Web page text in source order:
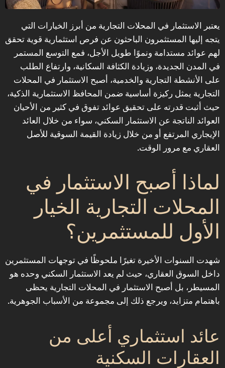
يعتبر الاستثمار في المحلات التجارية من أبرز الخيارات التي
يتجه إليها المستثمرون الباحثون عن فرص استثمارية قوية تحقق
لهم عوائد مستدامة ونموًا طويل الأجل، فمع التوسع المستمر
في المدن الجديدة، وزيادة الكثافة السكانية، وارتفاع الطلب
على الأنشطة التجارية والخدمية، أصبح الاستثمار في المحلات
التجارية يمثل ركيزة أساسية ضمن المحافظ الاستثمارية الذكية،
حيث أثبت قدرته على تحقيق عوائد تفوق في كثير من الأحيان
العوائد الناتجة عن الاستثمار السكني، سواء من خلال العائد
الإيجاري المرتفع أو من خلال زيادة القيمة السوقية للأصل
العقاري مع مرور الوقت.
لماذا أصبح الاستثمار في
المحلات التجارية الخيار
الأول للمستثمرين؟
شهدت السنوات الأخيرة تغيرًا ملحوظًا في توجهات المستثمرين
داخل السوق العقاري، حيث لم يعد الاستثمار السكني وحده هو
المسيطر، بل أصبح الاستثمار في المحلات التجارية يحظى
باهتمام متزايد، ويرجع ذلك إلى مجموعة من الأسباب الجوهرية.
عائد استثماري أعلى من
العقارات السكنية